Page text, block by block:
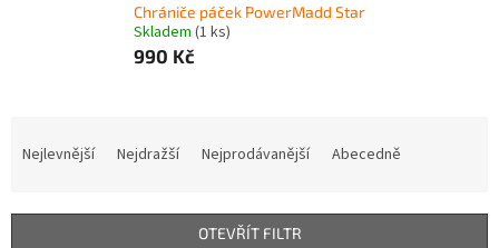
Chrániče páček PowerMadd Star
Skladem (1 ks)
990 Kč
Nejlevnější Nejdražší Nejprodávanější Abecedně
OTEVŘÍT FILTR